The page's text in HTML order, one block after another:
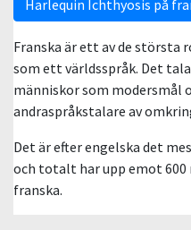
Harlequin Ichthyosis på
Franska är ett av de största
som ett världsspråk. Det
människor som modersmål
andraspråkstalare av
Det är efter engelska det
och totalt har upp emot 600
franska.